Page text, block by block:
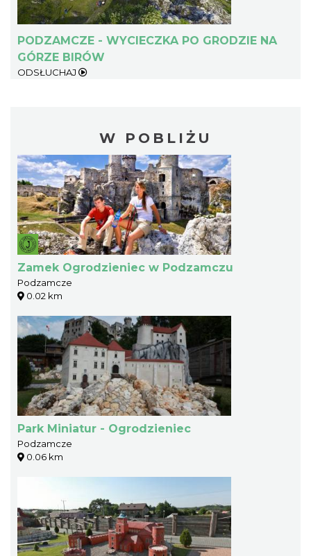
PODZAMCZE - WYCIECZKA PO GRODZIE NA
GÓRZE BIRÓW
ODSŁUCHAJ
W POBLIŻU
Zamek Ogrodzieniec w Podzamczu
Podzamcze
0.02 km
Park Miniatur - Ogrodzieniec
Podzamcze
0.06 km